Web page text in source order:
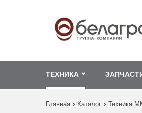
ТЕХНИКА
Главная Каталог Техника